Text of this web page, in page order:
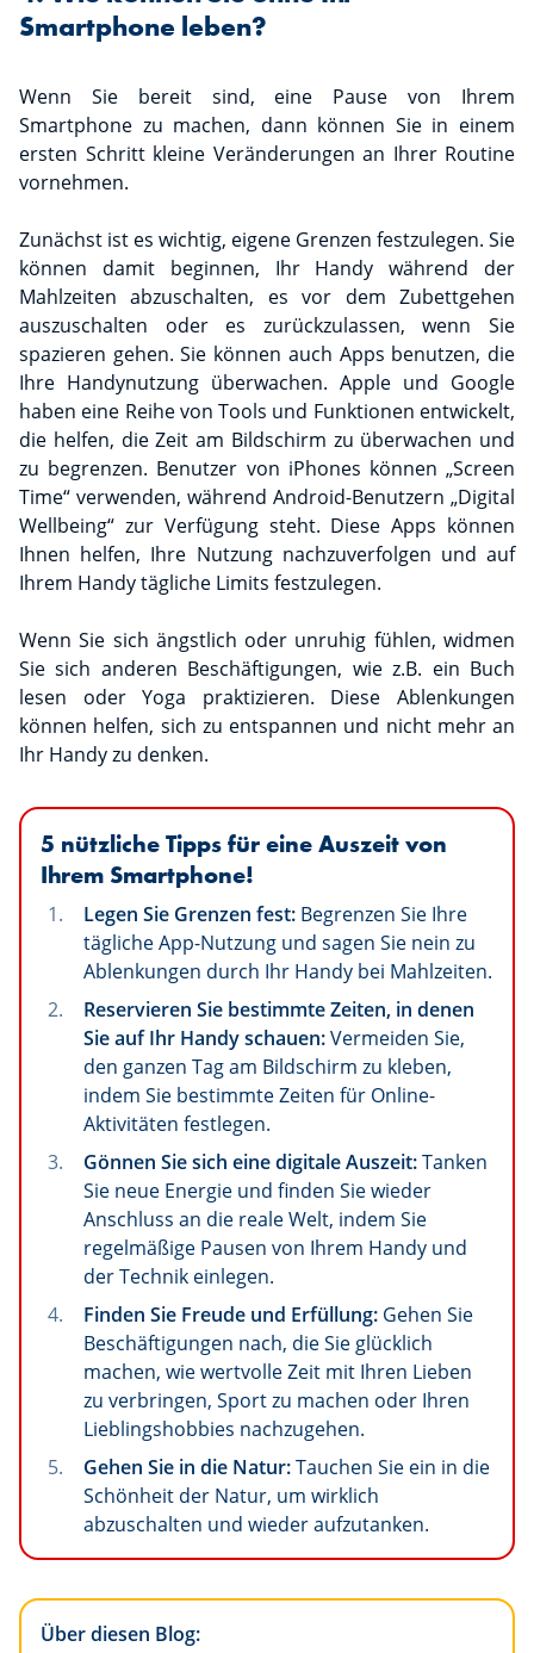
Smartphone leben?
Wenn Sie bereit sind, eine Pause von Ihrem
Smartphone zu machen, dann können Sie in einem
ersten Schritt kleine Veränderungen an Ihrer Routine
vornehmen.
Zunächst ist es wichtig, eigene Grenzen festzulegen. Sie
können damit beginnen, Ihr Handy während der
Mahlzeiten abzuschalten, es vor dem Zubettgehen
auszuschalten oder es zurückzulassen, wenn Sie
spazieren gehen. Sie können auch Apps benutzen, die
Ihre Handynutzung überwachen. Apple und Google
haben eine Reihe von Tools und Funktionen entwickelt,
die helfen, die Zeit am Bildschirm zu überwachen und
zu begrenzen. Benutzer von iPhones können „Screen
Time“ verwenden, während Android-Benutzern „Digital
Wellbeing“ zur Verfügung steht. Diese Apps können
Ihnen helfen, Ihre Nutzung nachzuverfolgen und auf
Ihrem Handy tägliche Limits festzulegen.
Wenn Sie sich ängstlich oder unruhig fühlen, widmen
Sie sich anderen Beschäftigungen, wie z.B. ein Buch
lesen oder Yoga praktizieren. Diese Ablenkungen
können helfen, sich zu entspannen und nicht mehr an
Ihr Handy zu denken.
5 nützliche Tippsfür eine Auszeit von
Ihrem Smartphone!
Legen Sie Grenzen fest: Begrenzen Sie Ihre
tägliche App-Nutzung und sagen Sie nein zu
Ablenkungen durch Ihr Handy bei Mahlzeiten.
Reservieren Sie bestimmte Zeiten, in denen
Sie auf Ihr Handy schauen:Vermeiden Sie,
den ganzen Tag am Bildschirm zu kleben,
indem Sie bestimmte Zeiten für Online-
Aktivitäten festlegen.
Gönnen Sie sich eine digitale Auszeit:Tanken
Sie neue Energie und finden Sie wieder
Anschluss an die reale Welt, indem Sie
regelmäßige Pausen von Ihrem Handy und
der Technik einlegen.
Finden Sie Freude und Erfüllung: Gehen Sie
Beschäftigungen nach, die Sie glücklich
machen, wie wertvolle Zeit mit Ihren Lieben
zu verbringen, Sport zu machen oder Ihren
Lieblingshobbies nachzugehen.
Gehen Sie in die Natur:Tauchen Sie ein in die
Schönheit der Natur, um wirklich
abzuschalten und wieder aufzutanken.
Über diesen Blog: